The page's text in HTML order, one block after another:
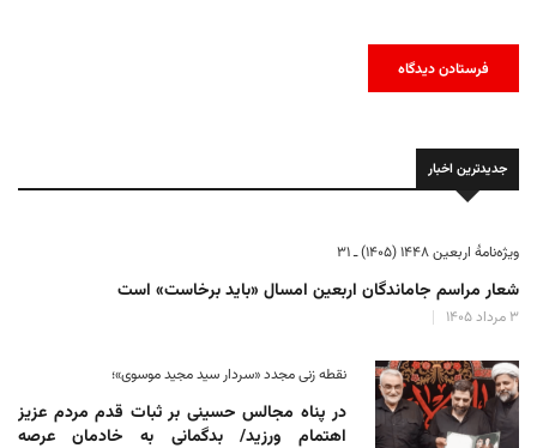
جدیدترین اخبار
ویژه‌نامهٔ اربعین ۱۴۴۸ (۱۴۰۵) ـ ۳۱
شعار مراسم جاماندگان اربعین امسال «باید برخاست» است
۳ مرداد ۱۴۰۵
نقطه زنی مجدد «سردار سید مجید موسوی»؛
در پناه مجالس حسینی بر ثبات‌ قدم مردم عزیز
اهتمام ورزید/ بدگمانی به خادمان عرصه